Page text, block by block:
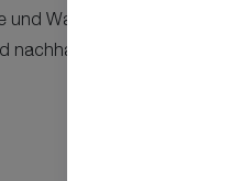
und Wachstumsregler an,
nachhaltig zu minimieren.